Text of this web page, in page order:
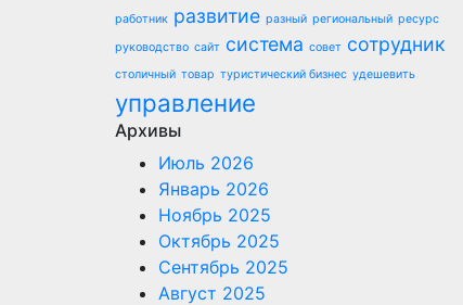
работник развитие разный региональный ресурс
руководство сайт система совет сотрудник
столичный товар туристический бизнес удешевить
управление
Архивы
Июль 2026
Январь 2026
Ноябрь 2025
Октябрь 2025
Сентябрь 2025
Август 2025